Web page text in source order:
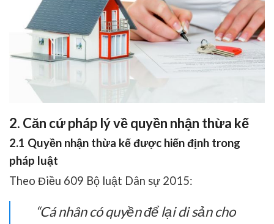
2. Căn cứ pháp lý về quyền nhận thừa kế
2.1 Quyền nhận thừa kế được hiến định trong
pháp luật
Theo Điều 609 Bộ luật Dân sự 2015:
“Cá nhân có quyền để lại di sản cho